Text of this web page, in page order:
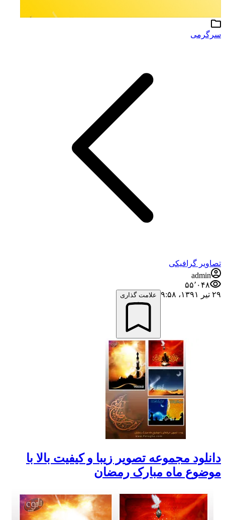
سرگرمی
تصاویر گرافیکی
admin
۵۵٬۰۴۸
۲۹ تیر ۱۳۹۱،‏ ۹:۵۸
علامت گذاری
دانلود مجموعه تصویر زیبا و کیفیت بالا با
موضوع ماه مبارک رمضان